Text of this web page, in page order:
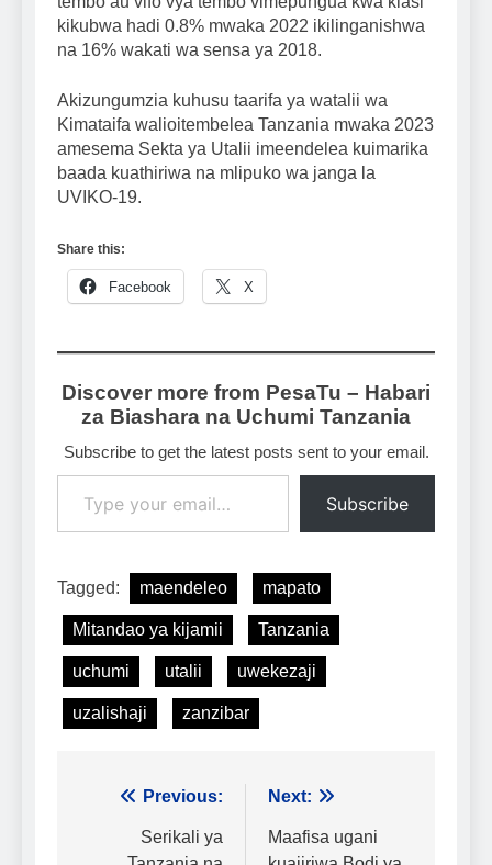
kikubwa hadi 0.8% mwaka 2022 ikilinganishwa
na 16% wakati wa sensa ya 2018.
Akizungumzia kuhusu taarifa ya watalii wa
Kimataifa walioitembelea Tanzania mwaka 2023
amesema Sekta ya Utalii imeendelea kuimarika
baada kuathiriwa na mlipuko wa janga la
UVIKO-19.
Share this:
Facebook X
Discover more from PesaTu – Habari
za Biashara na Uchumi Tanzania
Subscribe to get the latest posts sent to your email.
Type your email…
Subscribe
Tagged: maendeleo mapato
Mitandao ya kijamii Tanzania
uchumi utalii uwekezaji
uzalishaji zanzibar
Urambazaji
Previous:
Serikali ya
Next:
Maafisa ugani